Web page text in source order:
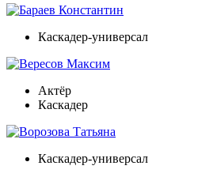
Бараев Константин
Каскадер-универсал
Вересов Максим
Актёр
Каскадер
Ворозова Татьяна
Каскадер-универсал